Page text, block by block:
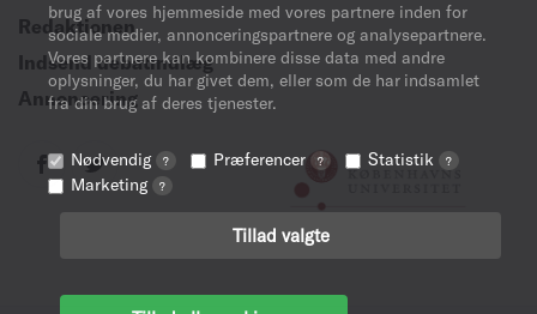
brug af vores hjemmeside med vores partnere inden for
sociale medier, annonceringspartnere og analysepartnere.
Vores partnere kan kombinere disse data med andre
oplysninger, du har givet dem, eller som de har indsamlet
fra din brug af deres tjenester.
Nødvendig ? Præferencer ? Statistik ?
Marketing ?
Tillad valgte
Redaktionen
Indsend debatindlæg
Annoncering